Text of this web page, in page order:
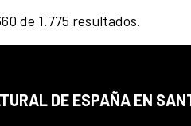
de 1.775 resultados.
DE ESPAÑA EN